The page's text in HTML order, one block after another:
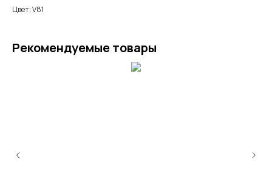
Цвет: V81
Рекомендуемые товары